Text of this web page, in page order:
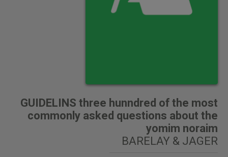
GUIDELINS three hunndred of the most
commonly asked questions about the
yomim noraim
BARELAY & JAGER